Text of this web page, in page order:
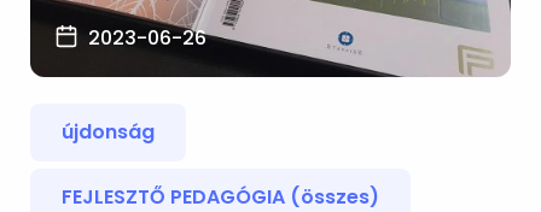
2023-06-26
újdonság
FEJLESZTŐ PEDAGÓGIA (összes)